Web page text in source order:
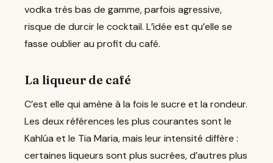
vodka très bas de gamme, parfois agressive,
risque de durcir le cocktail. L’idée est qu’elle se
fasse oublier au profit du café.
La liqueur de café
C’est elle qui amène à la fois le sucre et la rondeur.
Les deux références les plus courantes sont le
Kahlúa et le Tia Maria, mais leur intensité diffère :
certaines liqueurs sont plus sucrées, d’autres plus